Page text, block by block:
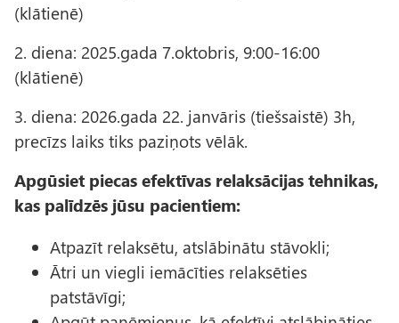
(klātienē)
2. diena: 2025.gada 7.oktobris, 9:00-16:00
(klātienē)
3. diena: 2026.gada 22. janvāris (tiešsaistē) 3h,
precīzs laiks tiks paziņots vēlāk.
Apgūsiet piecas efektīvas relaksācijas tehnikas,
kas palīdzēs jūsu pacientiem:
Atpazīt relaksētu, atslābinātu stāvokli;
Ātri un viegli iemācīties relaksēties
patstāvīgi;